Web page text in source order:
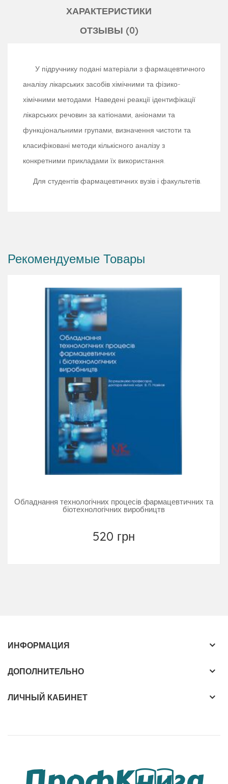
ХАРАКТЕРИСТИКИ
ОТЗЫВЫ (0)
У підручнику подані матеріали з фармацевтичного
аналізу лікарських засобів хімічними та фізико-
хімічними методами. Наведені реакції ідентифікації
лікарських речовин за катіонами, аніонами та
функціональними групами, визначення чистоти та
класифіковані методи кількісного аналізу з
конкретними прикладами їх використання.
Для студентів фармацевтичних вузів і факультетів.
Рекомендуемые Товары
Обладнання технологічних процесів фармацевтичних та
біотехнологічних виробництв
520 грн
ИНФОРМАЦИЯ
ДОПОЛНИТЕЛЬНО
ЛИЧНЫЙ КАБИНЕТ